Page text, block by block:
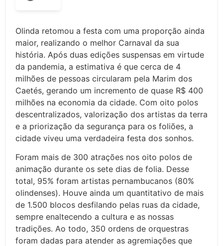
Olinda retomou a festa com uma proporção ainda
maior, realizando o melhor Carnaval da sua
história. Após duas edições suspensas em virtude
da pandemia, a estimativa é que cerca de 4
milhões de pessoas circularam pela Marim dos
Caetés, gerando um incremento de quase R$ 400
milhões na economia da cidade. Com oito polos
descentralizados, valorização dos artistas da terra
e a priorização da segurança para os foliões, a
cidade viveu uma verdadeira festa dos sonhos.
Foram mais de 300 atrações nos oito polos de
animação durante os sete dias de folia. Desse
total, 95% foram artistas pernambucanos (80%
olindenses). Houve ainda um quantitativo de mais
de 1.500 blocos desfilando pelas ruas da cidade,
sempre enaltecendo a cultura e as nossas
tradições. Ao todo, 350 ordens de orquestras
foram dadas para atender as agremiações que